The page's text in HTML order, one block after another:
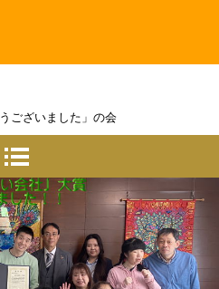
ございました」の会